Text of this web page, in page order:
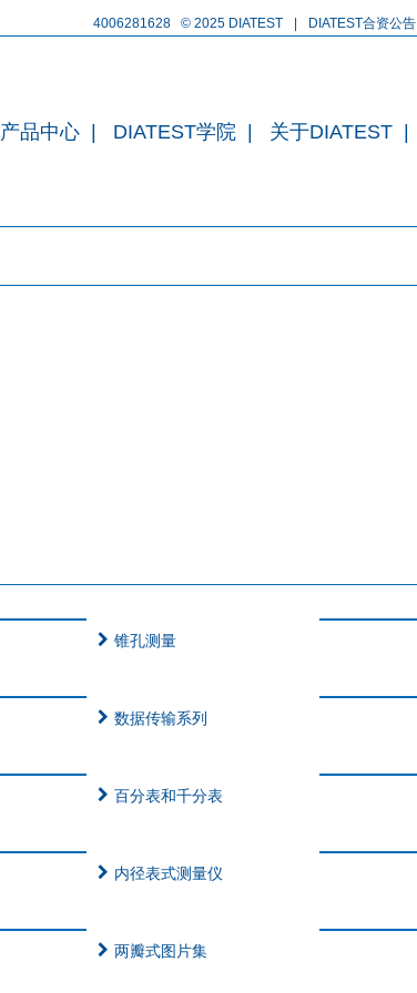
4006281628 © 2025 DIATEST DIATEST合资公告
产品中心 DIATEST学院 关于DIATEST
锥孔测量
数据传输系列
百分表和千分表
内径表式测量仪
两瓣式图片集